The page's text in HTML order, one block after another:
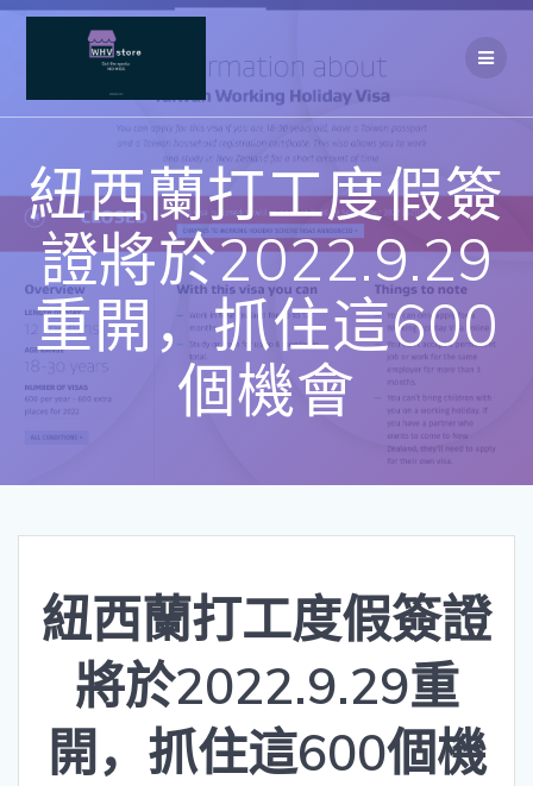
Skip
content
紐西蘭打工度假簽
證將於2022.9.29
重開，抓住這600
個機會
紐西蘭打工度假簽證
將於2022.9.29重
開，抓住這600個機